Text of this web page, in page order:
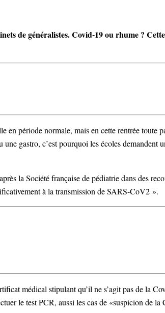
de généralistes. Covid-19 ou rhume ?
en période normale, mais en cette rentrée toute
gastro, c’est pourquoi les écoles demandent
la Société française de pédiatrie dans des
à la transmission de SARS-CoV2 ».
médical stipulant qu’il ne s’agit pas de la
le test PCR, aussi les cas de «suspicion de